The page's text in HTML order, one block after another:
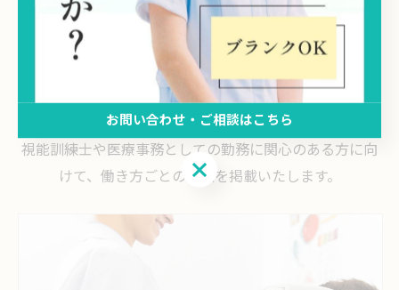
役割分担と協力で成り立つ医療現場
求人一覧
役割を分担しながら眼科で働くスタッフの求人を大阪市
で行っており、
視能訓練士や医療事務としての勤務に関心のある方に向
けて、働き方ごとの情報を掲載いたします。
お問い合わせ・ご相談はこちら
お問い合わせ・ご相談はこちら